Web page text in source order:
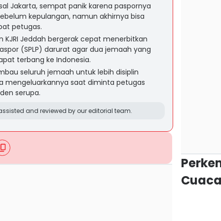
Jakarta, sempat panik karena paspornya
kepulangan, namun akhirnya bisa
petugas.
KJRI Jeddah bergerak cepat menerbitkan
(SPLP) darurat agar dua jemaah yang
terbang ke Indonesia.
seluruh jemaah untuk lebih disiplin
mengeluarkannya saat diminta petugas
serupa.
and reviewed by our editorial team.